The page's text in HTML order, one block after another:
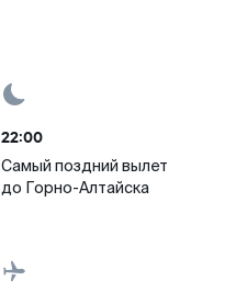
22:00
Самый поздний вылет
до Горно-Алтайска